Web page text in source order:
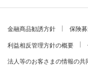
金融商品勧誘方針 保険
利益相反管理方針の概要
法人等のお客さまの情報の共